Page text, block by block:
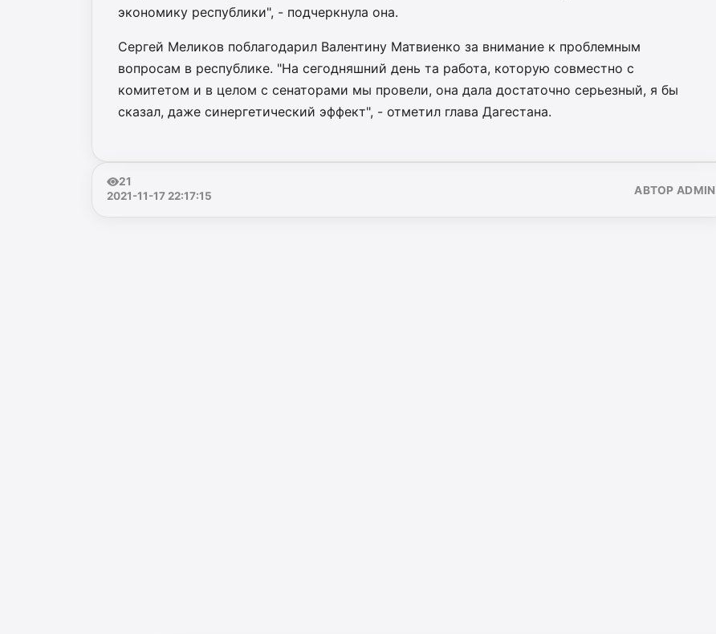
экономику республики", - подчеркнула она.
Сергей Меликов поблагодарил Валентину Матвиенко за внимание к проблемным
вопросам в республике. "На сегодняшний день та работа, которую совместно с
комитетом и в целом с сенаторами мы провели, она дала достаточно серьезный, я бы
сказал, даже синергетический эффект", - отметил глава Дагестана.
21
2021-11-17 22:17:15
АВТОР ADMIN